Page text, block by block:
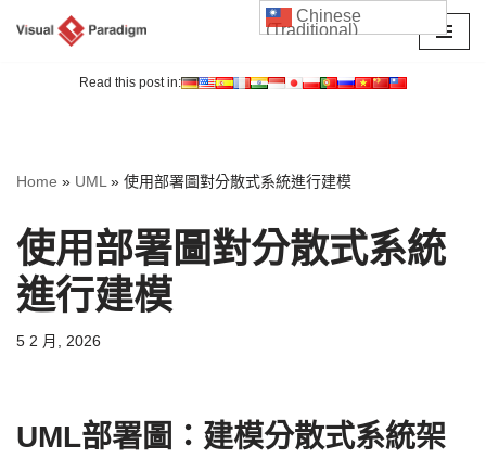
Read this post in:
Home » UML» 使用部署圖對分散式系統進行建模
使用部署圖對分散式系統
進行建模
5 2 月, 2026
UML部署圖：建模分散式系統架
Chinese
(Traditional)